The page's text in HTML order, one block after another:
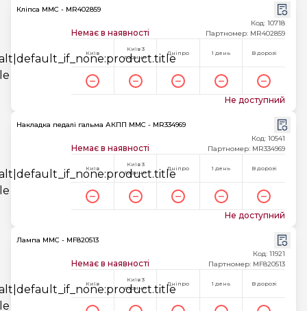
Кліпса MMC - MR402859
Немає в наявності
Код: 10718
Партномер: MR402859
Київ
Київ 3
години
Дніпро 1 день В дорозі
Не доступний
Накладка педалі гальма АКПП MMC - MR334969
Немає в наявності
Код: 10541
Партномер: MR334969
Київ
Київ 3
години
Дніпро 1 день В дорозі
Не доступний
Лампа MMC - MF820513
Немає в наявності
Код: 11921
Партномер: MF820513
Київ
Київ 3
години
Дніпро 1 день В дорозі